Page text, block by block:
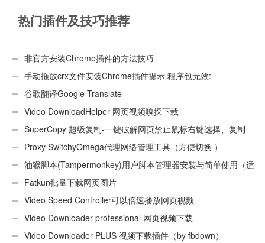
热门插件及技巧推荐
非官方安装Chrome插件的方法技巧
手动拖放crx文件安装Chrome插件提示 程序包无效:
“CEX_HEADER_INVALID”的解决办法
谷歌翻译Google Translate
Video DownloadHelper 网页视频嗅探下载
SuperCopy 超级复制-一键破解网页禁止鼠标右键选择、复制
Proxy SwitchyOmega代理网络管理工具（方便切换 ）
油猴脚本(Tampermonkey)用户脚本管理器安装与简单使用（适
用Android）
Fatkun批量下载网页图片
Video Speed Controller可以倍速播放网页视频
Video Downloader professional 网页视频下载
Video Downloader PLUS 视频下载插件（by fbdown）